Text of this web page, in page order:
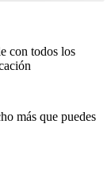
con todos los
más que puedes